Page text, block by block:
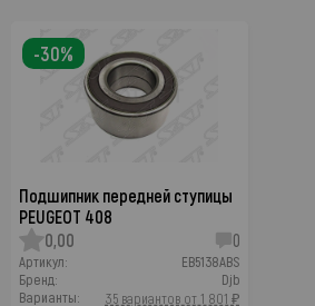
Подшипник передней ступицы
PEUGEOT 408
0,00
0
Артикул:
EB5138ABS
Бренд:
Djb
Варианты:
35 вариантов от 1 801 ₽
-30%